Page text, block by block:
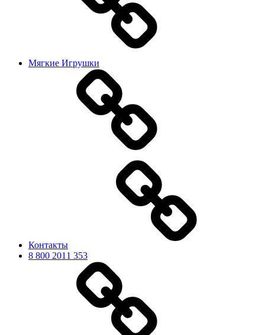
Мягкие Игрушки
Контакты
8 800 2011 353